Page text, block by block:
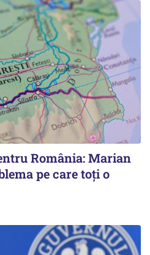
România: Marian
pe care toți o